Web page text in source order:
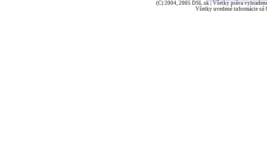
(C) 2004, 2005 DSL.sk | Všetky práva
Všetky uvedené informácie sú